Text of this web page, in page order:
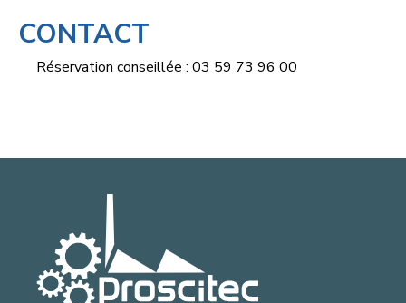
CONTACT
Réservation conseillée : 03 59 73 96 00